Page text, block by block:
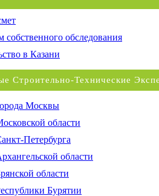
собственного обследования
в Казани
Строительно-Технические
Москвы
области
Петербурга
области
области
Бурятии